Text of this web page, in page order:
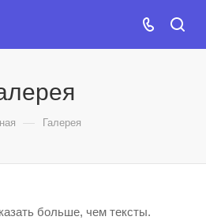
— Галерея
больше, чем тексты.